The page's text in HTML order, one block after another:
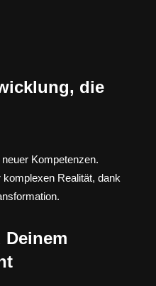
die
Kompetenzen.
Realität, dank
Deinem